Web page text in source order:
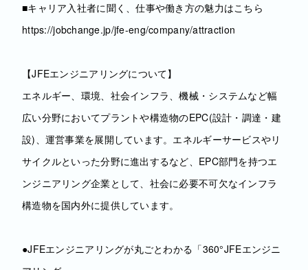
■キャリア入社者に聞く、仕事や働き方の魅力はこちら
https://jobchange.jp/jfe-eng/company/attraction
【JFEエンジニアリングについて】
エネルギー、環境、社会インフラ、機械・システムなど幅
広い分野においてプラントや構造物のEPC(設計・調達・建
設)、運営事業を展開しています。エネルギーサービスやリ
サイクルといった分野に進出するなど、EPC部門を持つエ
ンジニアリング企業として、社会に必要不可欠なインフラ
構造物を国内外に提供しています。
●JFEエンジニアリングが丸ごとわかる「360°JFEエンジニ